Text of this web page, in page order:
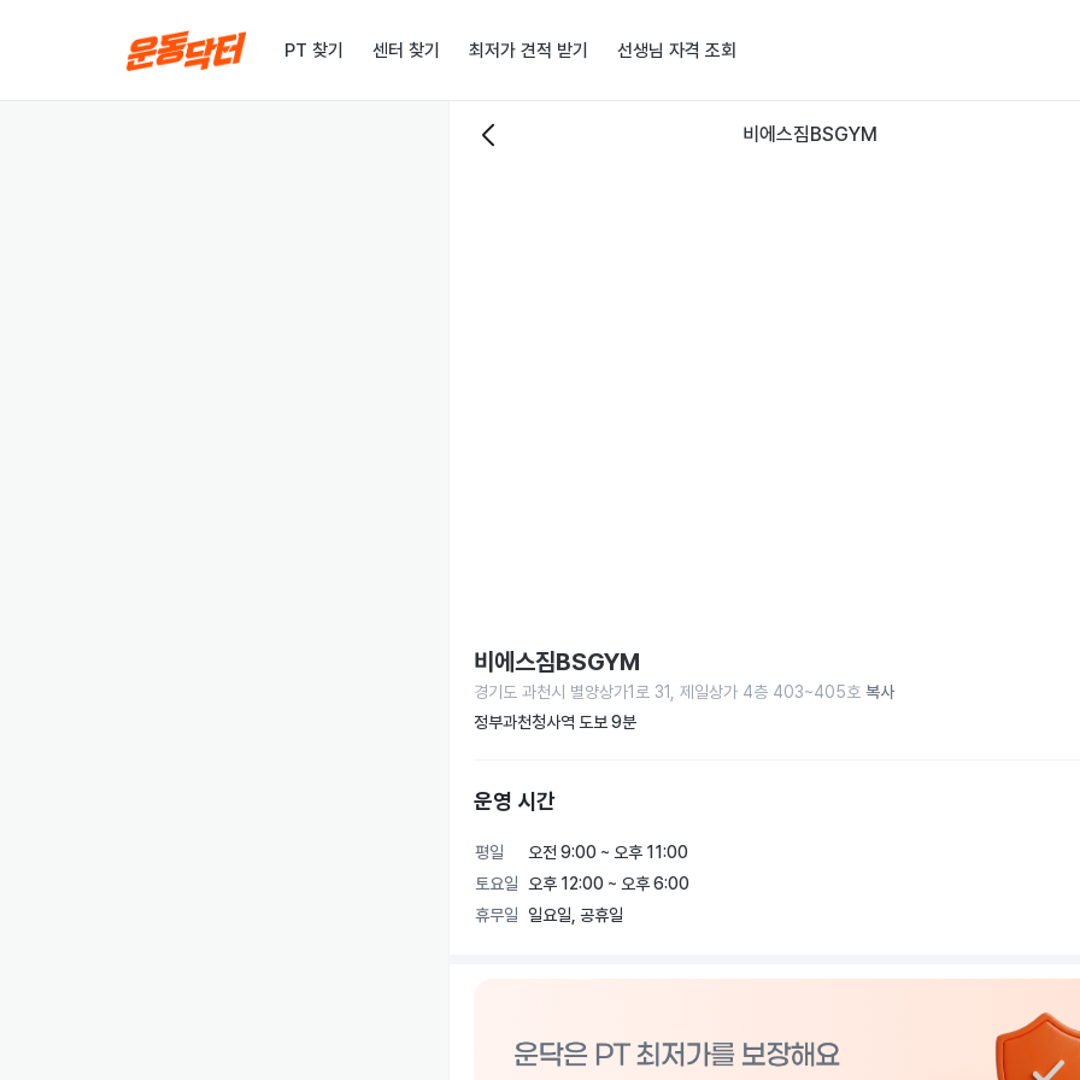
PT 찾기 센터 찾기 최저가 견적 받기 선생님 자격 조회
비에스짐BSGYM
비에스짐BSGYM
경기도 과천시 별양상가1로 31, 제일상가 4층 403~405호 복사
정부과천청사역 도보 9분
운영 시간
평일
오전 9:00 ~ 오후 11:00
토요일
오후 12:00 ~ 오후 6:00
휴무일
일요일, 공휴일